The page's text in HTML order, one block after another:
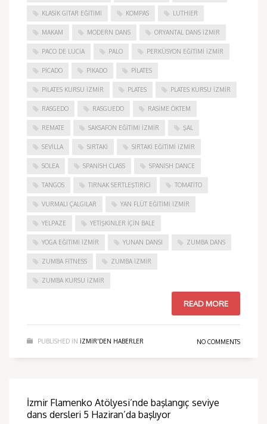
KLASIK GITAR EĞITIMI KOMPAS LUTHIER
MAKAM MODERN DANS ORYANTAL DANS İZMIR
PACO DE LUCIA PALO PERKÜSYON EĞITIMI İZMIR
PICADO PIKADO PILATES
PILATES KURSU İZMIR PLATES PLATES KURSU İZMIR
RASGEDO RASGUEDO RASIME ÖKTEM
REMATE SAKSAFON EĞITIMI İZMIR ŞAL
SEVILLA SIRTAKI SIRTAKI EĞITIMI İZMIR
SOLEA SPANISH CLASS SPANISH DANCE
TANGOS TIRNAK SERTLEŞTIRICI TOMATITO
VURMALI ÇALGILAR YAN FLÜT EĞITIMI İZMIR
YELPAZE YETIŞKINLER IÇIN BALE
YOGA EĞITIMI İZMIR YUNAN DANSI ZUMBA DANS
ZUMBA FITNESS ZUMBA İZMIR
ZUMBA KURSU İZMIR
READ MORE
PUBLISHED IN IZMIR'DEN HABERLER NO COMMENTS
İzmir Flamenko Atölyesi’nde başlangıç seviye
dans dersleri 5 Haziran’da başlıyor